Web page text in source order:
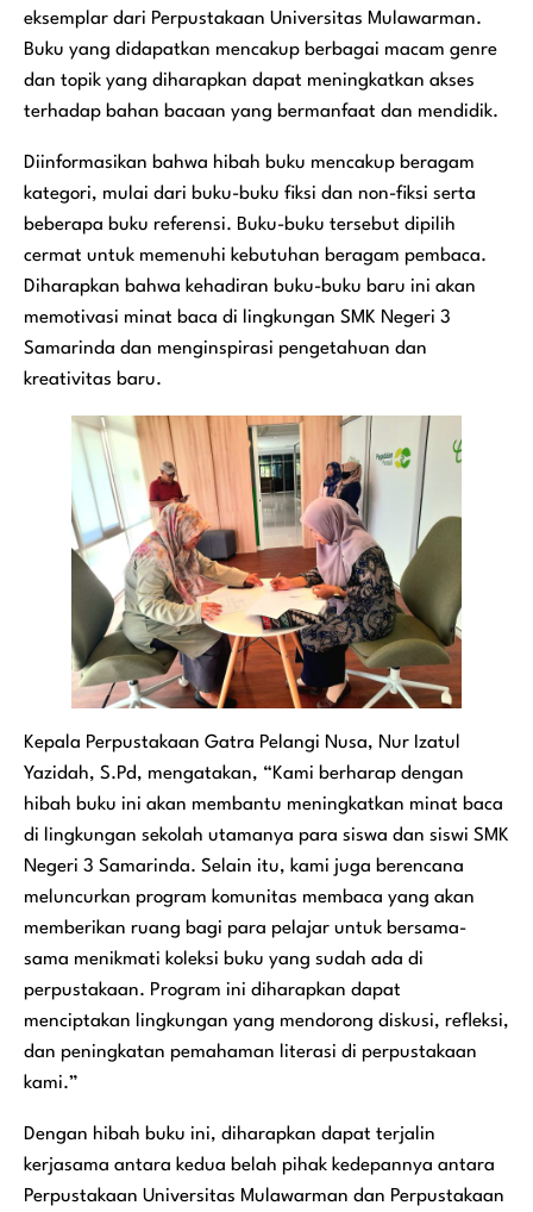
eksemplar dari Perpustakaan Universitas Mulawarman.
Buku yang didapatkan mencakup berbagai macam genre
dan topik yang diharapkan dapat meningkatkan akses
terhadap bahan bacaan yang bermanfaat dan mendidik.
Diinformasikan bahwa hibah buku mencakup beragam
kategori, mulai dari buku-buku fiksi dan non-fiksi serta
beberapa buku referensi. Buku-buku tersebut dipilih
cermat untuk memenuhi kebutuhan beragam pembaca.
Diharapkan bahwa kehadiran buku-buku baru ini akan
memotivasi minat baca di lingkungan SMK Negeri 3
Samarinda dan menginspirasi pengetahuan dan
kreativitas baru.
Kepala Perpustakaan Gatra Pelangi Nusa, Nur Izatul
Yazidah, S.Pd, mengatakan, “Kami berharap dengan
hibah buku ini akan membantu meningkatkan minat baca
di lingkungan sekolah utamanya para siswa dan siswi SMK
Negeri 3 Samarinda. Selain itu, kami juga berencana
meluncurkan program komunitas membaca yang akan
memberikan ruang bagi para pelajar untuk bersama-
sama menikmati koleksi buku yang sudah ada di
perpustakaan. Program ini diharapkan dapat
menciptakan lingkungan yang mendorong diskusi, refleksi,
dan peningkatan pemahaman literasi di perpustakaan
kami.”
Dengan hibah buku ini, diharapkan dapat terjalin
kerjasama antara kedua belah pihak kedepannya antara
Perpustakaan Universitas Mulawarman dan Perpustakaan